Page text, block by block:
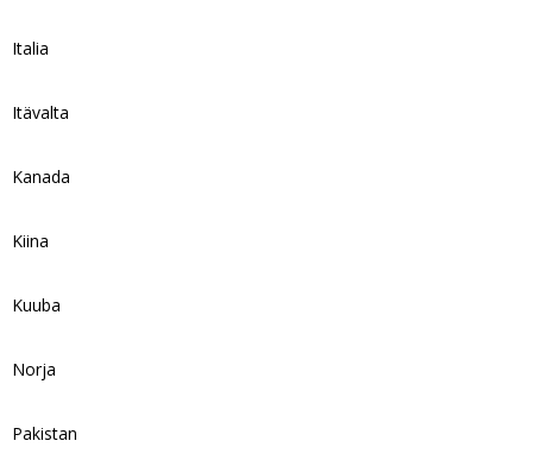
Italia
Itävalta
Kanada
Kiina
Kuuba
Norja
Pakistan